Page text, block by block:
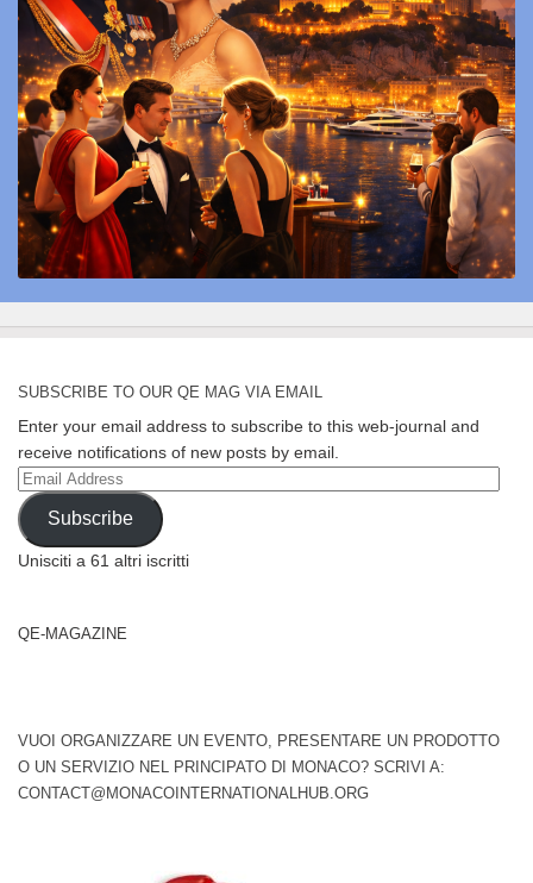
SUBSCRIBE TO OUR QE MAG VIA EMAIL
Enter your email address to subscribe to this web-journal and
receive notifications of new posts by email.
Email
Address
Subscribe
Unisciti a 61 altri iscritti
QE-MAGAZINE
VUOI ORGANIZZARE UN EVENTO, PRESENTARE UN PRODOTTO
O UN SERVIZIO NEL PRINCIPATO DI MONACO? SCRIVI A:
CONTACT@MONACOINTERNATIONALHUB.ORG